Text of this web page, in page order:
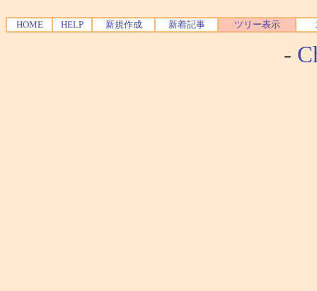
HOME HELP 新規作成 新着記事 ツリー表示
-